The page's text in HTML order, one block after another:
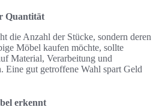
Quantität
die Anzahl der Stücke, sondern deren
Möbel kaufen möchte, sollte
Material, Verarbeitung und
Eine gut getroffene Wahl spart Geld
erkennt